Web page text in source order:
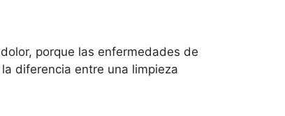
porque las enfermedades de
diferencia entre una limpieza